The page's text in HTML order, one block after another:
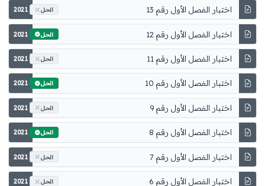
اختبار الفصل الأول رقم 13 2021 الحل
اختبار الفصل الأول رقم 12 2021 الحل
اختبار الفصل الأول رقم 11 2021 الحل
اختبار الفصل الأول رقم 10 2021 الحل
اختبار الفصل الأول رقم 9 2021 الحل
اختبار الفصل الأول رقم 8 2021 الحل
اختبار الفصل الأول رقم 7 2021 الحل
اختبار الفصل الأول رقم 6 2021 الحل